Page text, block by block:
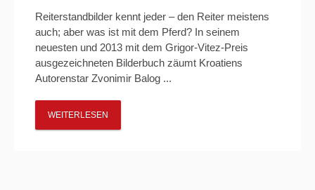
Reiterstandbilder kennt jeder – den Reiter meistens
auch; aber was ist mit dem Pferd? In seinem
neuesten und 2013 mit dem Grigor-Vitez-Preis
ausgezeichneten Bilderbuch zäumt Kroatiens
Autorenstar Zvonimir Balog ...
WEITERLESEN